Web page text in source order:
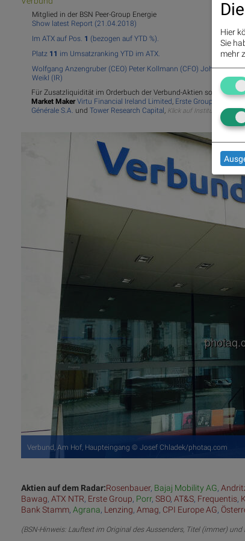
Mitglied in der BSN Peer-Group Energie
Show latest Report (21.04.2018)
Im ATX auf Pos. 1 (bezogen auf YTD %).
Platz 11 im Umsatzranking YTD im ATX.
Wolfgang Anzengruber (CEO) Peter Kollmann (CFO) Johann
Weikl (IR)
Für Zusatzliquidität im Orderbuch der Verbund-Aktien sorgen die
Market Maker Virtu Financial Ireland Limited Erste Group Bank AG,
Générale S.A. und Tower Research Capital Klick auf Institut/Bank
Verbund, Am Hof, Haupteingang © Josef Chladek/photaq.com
Aktien auf dem Radar:Rosenbauer, Bajaj Mobility AG,
Bawag, ATX NTR, Erste Group, Porr, SBO, AT&S, Frequentis,
Bank Stamm, Agrana, Lenzing, Amag, CPI Europe AG,
(BSN-Hinweis: Lauftext im Original des Aussenders, Titel (immer)
Hier
Sie
mehr